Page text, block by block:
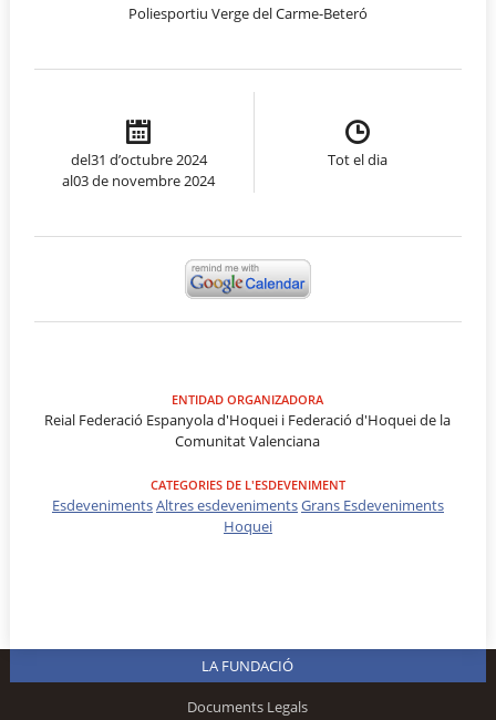
Poliesportiu Verge del Carme-Beteró
del31 d’octubre 2024
al03 de novembre 2024
Tot el dia
ENTIDAD ORGANIZADORA
Reial Federació Espanyola d'Hoquei i Federació d'Hoquei de la
Comunitat Valenciana
CATEGORIES DE L'ESDEVENIMENT
EsdevenimentsAltres esdevenimentsGrans Esdeveniments
Hoquei
LA FUNDACIÓ
Documents Legals